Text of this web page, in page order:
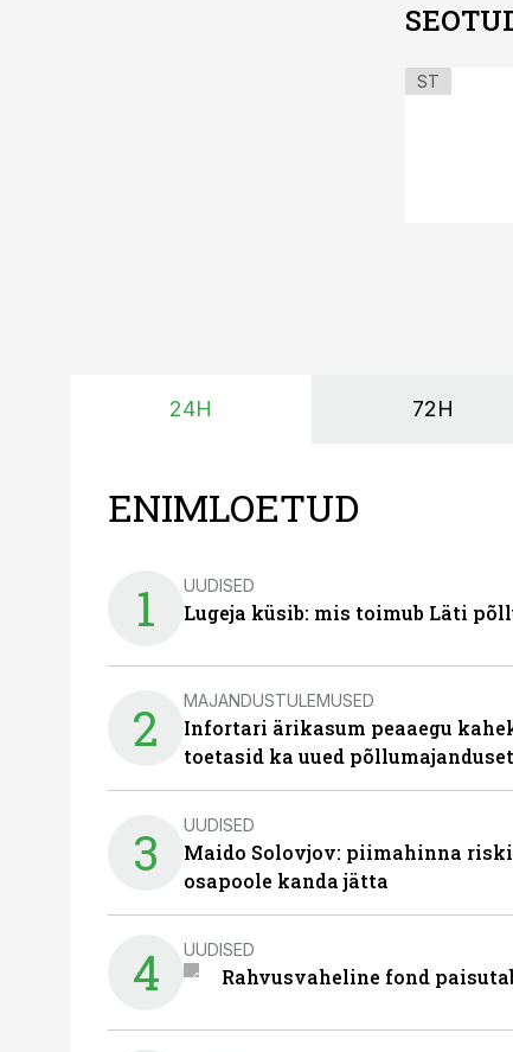
ST
24H 72H
ENIMLOETUD
1 UUDISED
Lugeja küsib: mis toimub Läti
2 MAJANDUSTULEMUSED
Infortari ärikasum peaaegu
toetasid ka uued
3 UUDISED
Maido Solovjov: piimahinna
osapoole kanda jätta
4 UUDISED
Rahvusvaheline fond